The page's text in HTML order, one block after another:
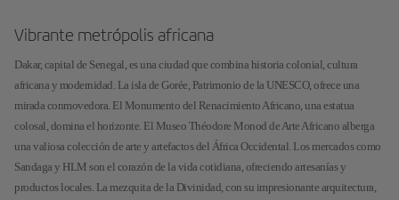
Vibrante metrópolis africana
Dakar, capital de Senegal, es una ciudad que combina historia colonial, cultura
africana y modernidad. La isla de Gorée, Patrimonio de la UNESCO, ofrece una
mirada conmovedora. El Monumento del Renacimiento Africano, una estatua
colosal, domina el horizonte. El Museo Théodore Monod de Arte Africano alberga
una valiosa colección de arte y artefactos del África Occidental. Los mercados como
Sandaga y HLM son el corazón de la vida cotidiana, ofreciendo artesanías y
productos locales. La mezquita de la Divinidad, con su impresionante arquitectura,